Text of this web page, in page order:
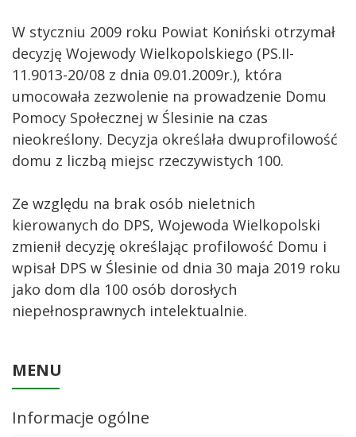
W styczniu 2009 roku Powiat Koniński otrzymał
decyzję Wojewody Wielkopolskiego (PS.II-
11.9013-20/08 z dnia 09.01.2009r.), która
umocowała zezwolenie na prowadzenie Domu
Pomocy Społecznej w Ślesinie na czas
nieokreślony. Decyzja określała dwuprofilowość
domu z liczbą miejsc rzeczywistych 100.
Ze względu na brak osób nieletnich
kierowanych do DPS, Wojewoda Wielkopolski
zmienił decyzję określając profilowość Domu i
wpisał DPS w Ślesinie od dnia 30 maja 2019 roku
jako dom dla 100 osób dorosłych
niepełnosprawnych intelektualnie.
MENU
Informacje ogólne